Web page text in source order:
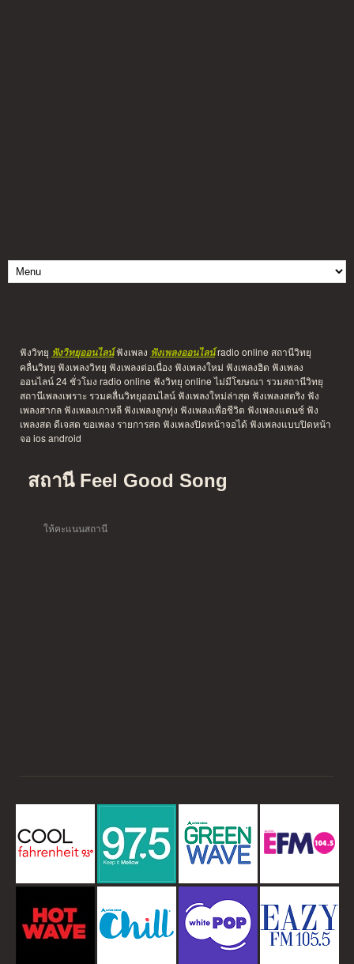
ฟังวิทยุ ฟังวิทยุออนไลน์ฟังเพลง ฟังเพลงออนไลน์radio online สถานีวิทยุ
คลื่นวิทยุ ฟังเพลงวิทยุ ฟังเพลงต่อเนื่อง ฟังเพลงใหม่ ฟังเพลงฮิต ฟังเพลง
ออนไลน์ 24 ชั่วโมง radio online ฟังวิทยุ online ไม่มีโฆษณา รวมสถานีวิทยุ
สถานีเพลงเพราะ รวมคลื่นวิทยุออนไลน์ ฟังเพลงใหม่ล่าสุด ฟังเพลงสตริง ฟัง
เพลงสากล ฟังเพลงเกาหลี ฟังเพลงลูกทุ่ง ฟังเพลงเพื่อชีวิต ฟังเพลงแดนซ์ ฟัง
เพลงสด ดีเจสด ขอเพลง รายการสด ฟังเพลงปิดหน้าจอได้ ฟังเพลงแบบปิดหน้า
จอ ios android
สถานี Feel Good Song
ให้คะแนนสถานี